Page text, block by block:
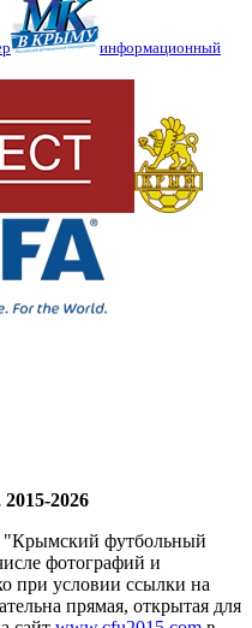
информационный
2026
"Крымский футбольный
фотографий и
при условии ссылки на
прямая, открытая для